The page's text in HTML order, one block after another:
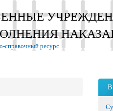
справочный ресурс
В